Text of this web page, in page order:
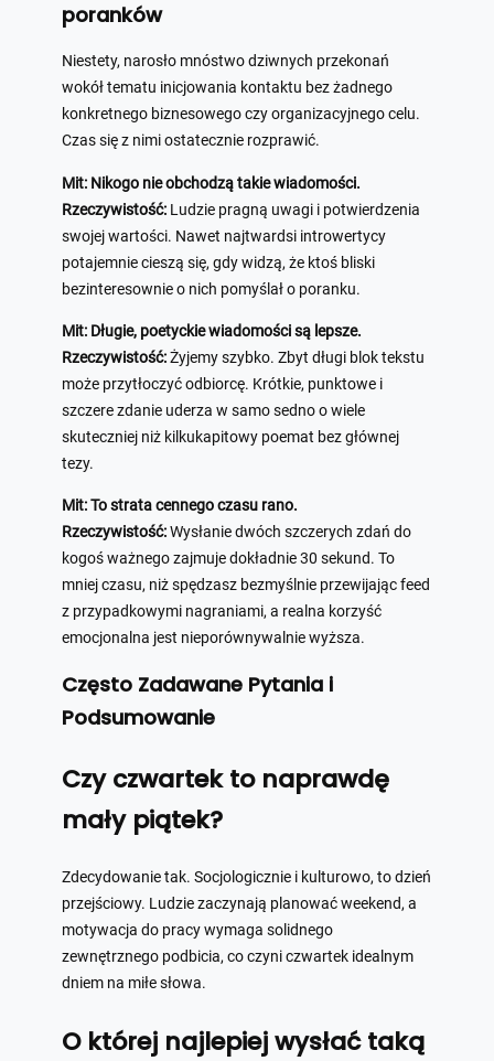
poranków
Niestety, narosło mnóstwo dziwnych przekonań
wokół tematu inicjowania kontaktu bez żadnego
konkretnego biznesowego czy organizacyjnego celu.
Czas się z nimi ostatecznie rozprawić.
Mit: Nikogo nie obchodzą takie wiadomości.
Rzeczywistość: Ludzie pragną uwagi i potwierdzenia
swojej wartości. Nawet najtwardsi introwertycy
potajemnie cieszą się, gdy widzą, że ktoś bliski
bezinteresownie o nich pomyślał o poranku.
Mit: Długie, poetyckie wiadomości są lepsze.
Rzeczywistość:Żyjemy szybko. Zbyt długi blok tekstu
może przytłoczyć odbiorcę. Krótkie, punktowe i
szczere zdanie uderza w samo sedno o wiele
skuteczniej niż kilkukapitowy poemat bez głównej
tezy.
Mit: To strata cennego czasu rano.
Rzeczywistość:Wysłanie dwóch szczerych zdań do
kogoś ważnego zajmuje dokładnie 30 sekund. To
mniej czasu, niż spędzasz bezmyślnie przewijając feed
z przypadkowymi nagraniami, a realna korzyść
emocjonalna jest nieporównywalnie wyższa.
Często Zadawane Pytania i
Podsumowanie
Czy czwartek to naprawdę
mały piątek?
Zdecydowanie tak. Socjologicznie i kulturowo, to dzień
przejściowy. Ludzie zaczynają planować weekend, a
motywacja do pracy wymaga solidnego
zewnętrznego podbicia, co czyni czwartek idealnym
dniem na miłe słowa.
O której najlepiej wysłać taką